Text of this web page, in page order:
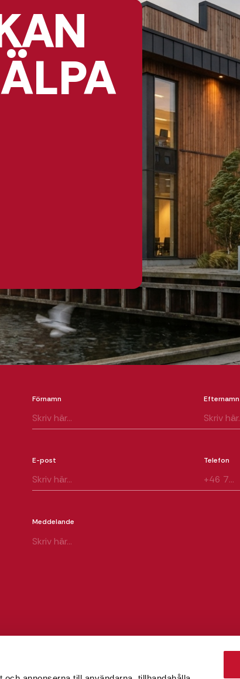
Förnamn Efternamn
E-post Telefon
Meddelande